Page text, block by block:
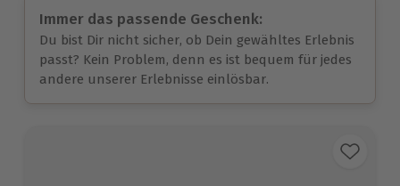
Immer das passende Geschenk:
Du bist Dir nicht sicher, ob Dein gewähltes Erlebnis
passt? Kein Problem, denn es ist bequem für jedes
andere unserer Erlebnisse einlösbar.